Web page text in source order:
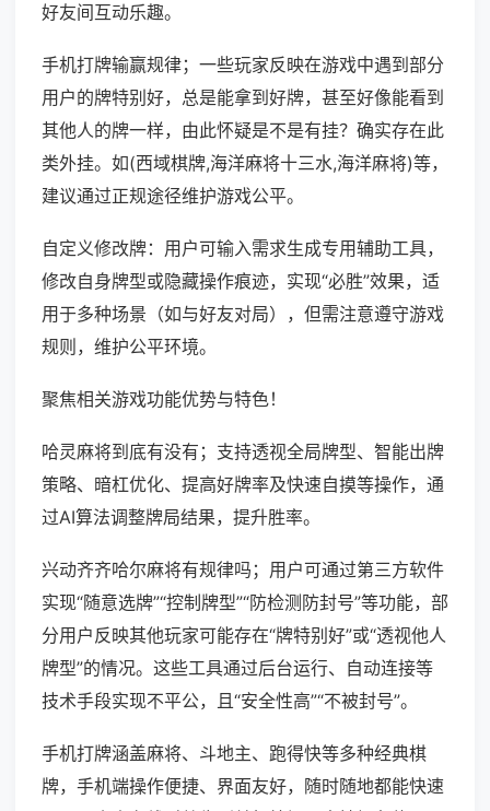
好友间互动乐趣。
手机打牌输赢规律；一些玩家反映在游戏中遇到部分
用户的牌特别好，总是能拿到好牌，甚至好像能看到
其他人的牌一样，由此怀疑是不是有挂？确实存在此
类外挂。如(西域棋牌,海洋麻将十三水,海洋麻将)等，
建议通过正规途径维护游戏公平。
自定义修改牌：用户可输入需求生成专用辅助工具，
修改自身牌型或隐藏操作痕迹，实现“必胜”效果，适
用于多种场景（如与好友对局），但需注意遵守游戏
规则，维护公平环境。
聚焦相关游戏功能优势与特色！
哈灵麻将到底有没有；支持透视全局牌型、智能出牌
策略、暗杠优化、提高好牌率及快速自摸等操作，通
过AI算法调整牌局结果，提升胜率。
兴动齐齐哈尔麻将有规律吗；用户可通过第三方软件
实现“随意选牌”“控制牌型”“防检测防封号”等功能，部
分用户反映其他玩家可能存在“牌特别好”或“透视他人
牌型”的情况。这些工具通过后台运行、自动连接等
技术手段实现不平公，且“安全性高”“不被封号”。
手机打牌涵盖麻将、斗地主、跑得快等多种经典棋
牌，手机端操作便捷、界面友好，随时随地都能快速